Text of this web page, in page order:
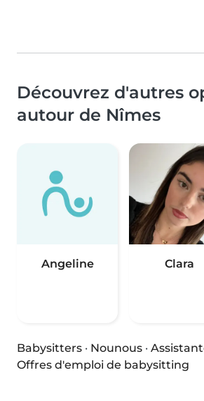
Découvrez d'autres
autour de Nîmes
Angeline Clara
Babysitters · Nounous ·
Offres d'emploi de babysitting